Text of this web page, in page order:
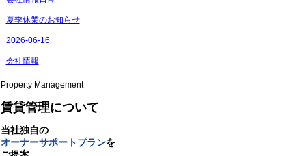
Property Management
賃貸管理について
当社独自の
オーナーサポートプランを